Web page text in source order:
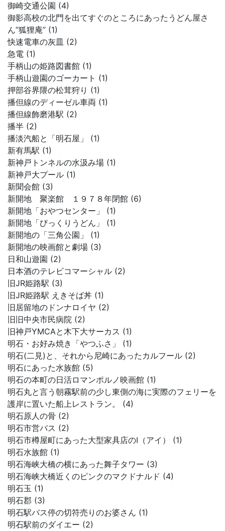
御崎交通公園 (4)
御影高校の北門を出てすぐのところにあったうどん屋さ
ん”狐狸庵” (1)
快速電車の灰皿 (2)
急電 (1)
手柄山の姫路図書館 (1)
手柄山遊園のゴーカート (1)
押部谷界隈の松茸狩り (1)
播但線のディーゼル車両 (1)
播但線飾磨港駅 (2)
播半 (2)
播淡汽船と「明石屋」 (1)
新有馬駅 (1)
新神戸トンネルの水汲み場 (1)
新神戸大プール (1)
新聞会館 (3)
新開地 聚楽館 １９７８年閉館 (6)
新開地「おやつセンター」 (1)
新開地「びっくりうどん」 (1)
新開地の「三角公園」 (1)
新開地の映画館と劇場 (3)
日和山遊園 (2)
日本酒のテレビコマーシャル (2)
旧JR姫路駅 (3)
旧JR姫路駅 えきそば丼 (1)
旧居留地のドンナロイヤ (2)
旧旧中央市民病院 (2)
旧神戸YMCAと木下大サーカス (1)
明石・お好み焼き「やつふさ」 (1)
明石(二見)と、それから尼崎にあったカルフール (2)
明石にあった水族館 (5)
明石の本町の日活ロマンポルノ映画館 (1)
明石丸と言う朝霧駅前の少し東側の海に実際のフェリーを
護岸に置いた船上レストラン。 (4)
明石原人の骨 (2)
明石市営バス (2)
明石市樽屋町にあった大型家具店のI（アイ） (1)
明石水族館 (1)
明石海峡大橋の横にあった舞子タワー (3)
明石海峡大橋近くのピンクのマクドナルド (4)
明石玉 (1)
明石郡 (3)
明石駅バス停の切符売りのお婆さん (1)
明石駅前のダイエー (2)